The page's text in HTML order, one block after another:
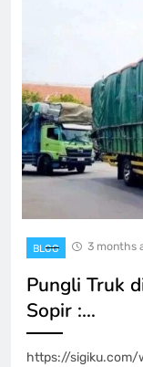
BLOG 3 months
Pungli Truk
Sopir :…
https://